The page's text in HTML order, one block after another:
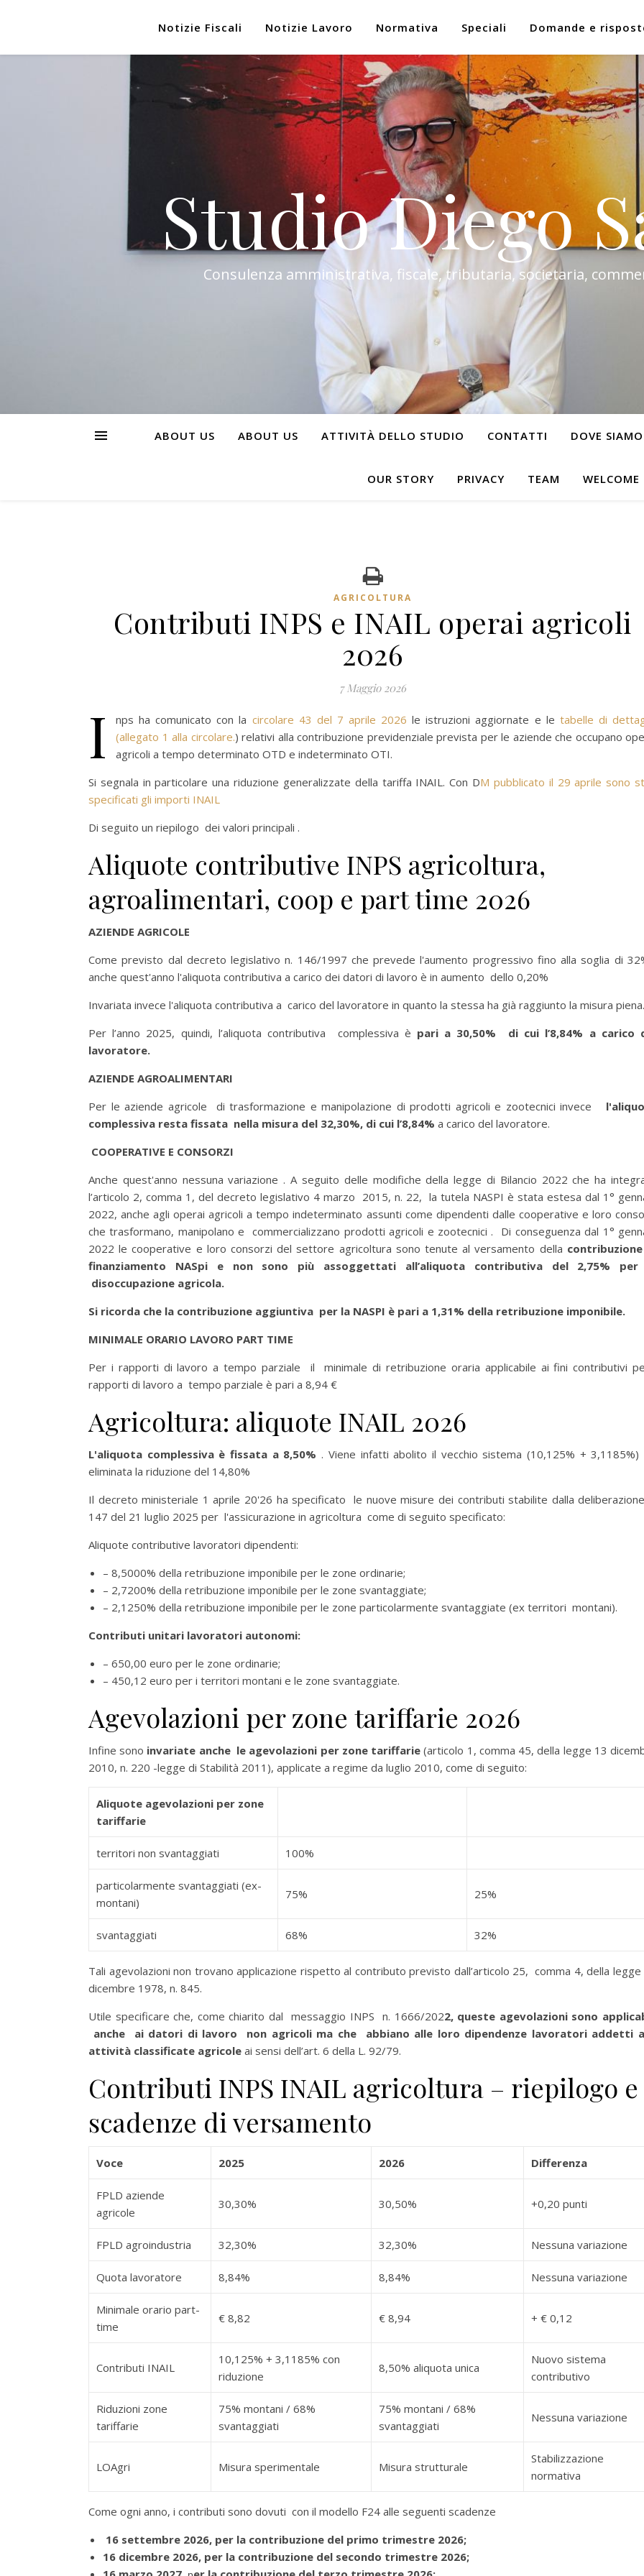
Notizie Fiscali Notizie Lavoro Normativa Speciali Domande e
Studio Diego
Consulenza amministrativa, fiscale, tributaria, societaria,
ABOUT US ABOUT US ATTIVITÀ DELLO STUDIO CONTATTI DOVE SIAMO
OUR STORY PRIVACY TEAM WELCOME
AGRICOLTURA
Contributi INPS e INAIL operai agricoli
2026
7 Maggio 2026
I nps ha comunicato con la circolare 43 del 7 aprile 2026 le istruzioni aggiornate e le tabelle di
(allegato 1 alla circolare.) relativi alla contribuzione previdenziale prevista per le aziende che occupano
agricoli a tempo determinato OTD e indeterminato OTI.
Si segnala in particolare una riduzione generalizzate della tariffa INAIL. Con DM pubblicato il 29 aprile sono
specificati gli importi INAIL
Di seguito un riepilogo dei valori principali .
Aliquote contributive INPS agricoltura,
agroalimentari, coop e part time 2026
AZIENDE AGRICOLE
Come previsto dal decreto legislativo n. 146/1997 che prevede l'aumento progressivo fino alla soglia di
anche quest'anno l'aliquota contributiva a carico dei datori di lavoro è in aumento dello 0,20%
Invariata invece l'aliquota contributiva a carico del lavoratore in quanto la stessa ha già raggiunto la misura piena.
Per l’anno 2025, quindi, l’aliquota contributiva complessiva è pari a 30,50% di cui l’8,84% a carico
lavoratore.
AZIENDE AGROALIMENTARI
Per le aziende agricole di trasformazione e manipolazione di prodotti agricoli e zootecnici invece
complessiva resta fissata nella misura del 32,30%, di cui l’8,84% a carico del lavoratore.
COOPERATIVE E CONSORZI
Anche quest'anno nessuna variazione . A seguito delle modifiche della legge di Bilancio 2022 che ha
l’articolo 2, comma 1, del decreto legislativo 4 marzo 2015, n. 22, la tutela NASPI è stata estesa dal 1°
2022, anche agli operai agricoli a tempo indeterminato assunti come dipendenti dalle cooperative e loro
che trasformano, manipolano e commercializzano prodotti agricoli e zootecnici . Di conseguenza dal 1°
2022 le cooperative e loro consorzi del settore agricoltura sono tenute al versamento della
finanziamento NASpi e non sono più assoggettati all’aliquota contributiva del 2,75%
disoccupazione agricola.
Si ricorda che la contribuzione aggiuntiva per la NASPI è pari a 1,31% della retribuzione imponibile.
MINIMALE ORARIO LAVORO PART TIME
Per i rapporti di lavoro a tempo parziale il minimale di retribuzione oraria applicabile ai fini contributivi
rapporti di lavoro a tempo parziale è pari a 8,94 €
Agricoltura: aliquote INAIL 2026
L'aliquota complessiva è fissata a 8,50% . Viene infatti abolito il vecchio sistema (10,125% + 3,1185%)
eliminata la riduzione del 14,80%
Il decreto ministeriale 1 aprile 20'26 ha specificato le nuove misure dei contributi stabilite dalla
147 del 21 luglio 2025 per l'assicurazione in agricoltura come di seguito specificato:
Aliquote contributive lavoratori dipendenti:
– 8,5000% della retribuzione imponibile per le zone ordinarie;
– 2,7200% della retribuzione imponibile per le zone svantaggiate;
– 2,1250% della retribuzione imponibile per le zone particolarmente svantaggiate (ex territori montani).
Contributi unitari lavoratori autonomi:
– 650,00 euro per le zone ordinarie;
– 450,12 euro per i territori montani e le zone svantaggiate.
Agevolazioni per zone tariffarie 2026
Infine sono invariate anche le agevolazioni per zone tariffarie (articolo 1, comma 45, della legge 13
2010, n. 220 -legge di Stabilità 2011), applicate a regime da luglio 2010, come di seguito:
Aliquote agevolazioni per zone
tariffarie
territori non svantaggiati 100%
particolarmente svantaggiati (ex-
montani)
75% 25%
svantaggiati 68% 32%
Tali agevolazioni non trovano applicazione rispetto al contributo previsto dall’articolo 25, comma 4, della legge
dicembre 1978, n. 845.
Utile specificare che, come chiarito dal messaggio INPS n. 1666/2022, queste agevolazioni sono
anche ai datori di lavoro non agricoli ma che abbiano alle loro dipendenze lavoratori addetti
attività classificate agricole ai sensi dell’art. 6 della L. 92/79.
Contributi INPS INAIL agricoltura – riepilogo e
scadenze di versamento
Voce 2025 2026 Differenza
FPLD aziende
agricole
30,30% 30,50% +0,20 punti
FPLD agroindustria 32,30% 32,30% Nessuna variazione
Quota lavoratore 8,84% 8,84% Nessuna variazione
Minimale orario part-
time
€ 8,82 € 8,94 + € 0,12
Contributi INAIL
10,125% + 3,1185% con
riduzione
8,50% aliquota unica
Nuovo sistema
contributivo
Riduzioni zone
tariffarie
75% montani / 68%
svantaggiati
75% montani / 68%
svantaggiati
Nessuna variazione
LOAgri Misura sperimentale Misura strutturale
Stabilizzazione
normativa
Come ogni anno, i contributi sono dovuti con il modello F24 alle seguenti scadenze
16 settembre 2026, per la contribuzione del primo trimestre 2026;
16 dicembre 2026, per la contribuzione del secondo trimestre 2026;